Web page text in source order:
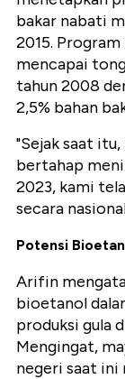
bakar nabati
2015.
mencapai
tahun 2008
2,5% bahan
"Sejak saat
bertahap
2023, kami
secara
Potensi
Arifin
bioetanol
produksi gula
Mengingat,
negeri saat ini